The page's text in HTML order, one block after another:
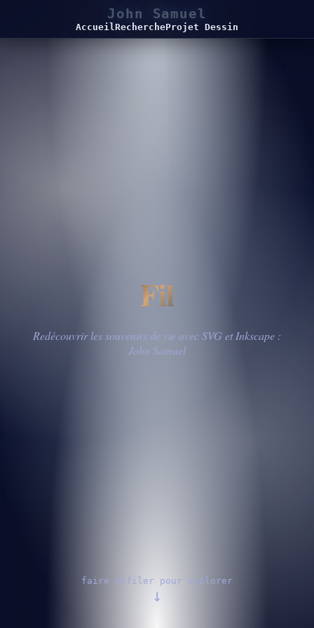
John Samuel
AccueilRechercheProjet Dessin
Fil
Redécouvrir les souvenirs de vie avec SVG et Inkscape :
John Samuel
faire défiler pour explorer